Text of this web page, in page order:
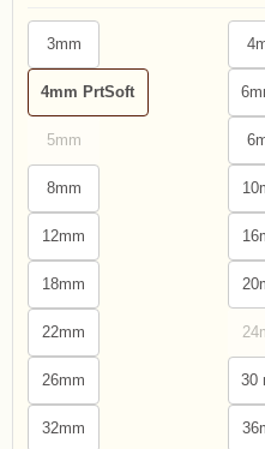
3mm
4mm PrtSoft
5mm
8mm
12mm
18mm
22mm
26mm 30
32mm